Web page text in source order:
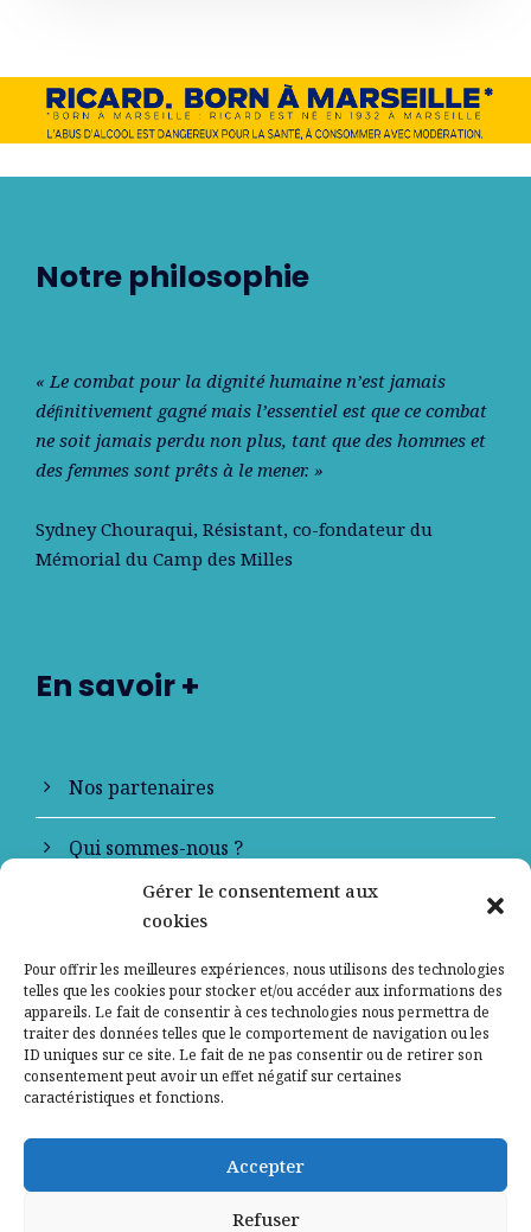
Gérer le consentement aux
cookies
Pour offrir les meilleures expériences, nous utilisons des technologies
telles que les cookies pour stocker et/ou accéder aux informations des
appareils. Le fait de consentir à ces technologies nous permettra de
traiter des données telles que le comportement de navigation ou les
ID uniques sur ce site. Le fait de ne pas consentir ou de retirer son
consentement peut avoir un effet négatif sur certaines
caractéristiques et fonctions.
Accepter
Refuser
Notre philosophie
« Le combat pour la dignité humaine n’est jamais
déﬁnitivement gagné mais l’essentiel est que ce combat
ne soit jamais perdu non plus, tant que des hommes et
des femmes sont prêts à le mener. »
Sydney Chouraqui, Résistant, co-fondateur du
Mémorial du Camp des Milles
En savoir +
Nos partenaires
Qui sommes-nous ?
Contactez-nous
Mentions légales
Politique de confidentialité